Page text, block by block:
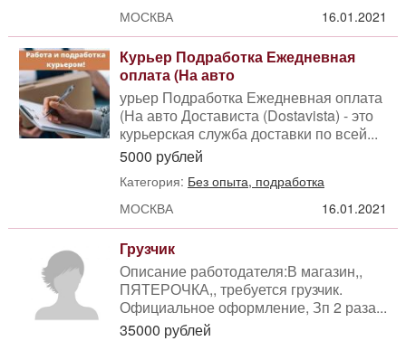
МОСКВА
16.01.2021
Курьер Подработка Ежедневная
оплата (На авто
урьер Подработка Ежедневная оплата
(На авто Достависта (Dostavista) - это
курьерская служба доставки по всей...
5000 рублей
Категория: Без опыта, подработка
МОСКВА
16.01.2021
Грузчик
Описание работодателя:В магазин,,
ПЯТЕРОЧКА,, требуется грузчик.
Официальное оформление, Зп 2 раза...
35000 рублей